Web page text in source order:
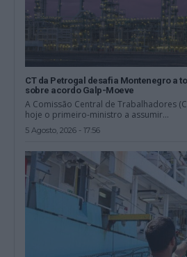
CT da Petrogal desafia Montenegro a
sobre acordo Galp-Moeve
A Comissão Central de Trabalhadores
hoje o primeiro-ministro a assumir...
5 Agosto, 2026 - 17:56